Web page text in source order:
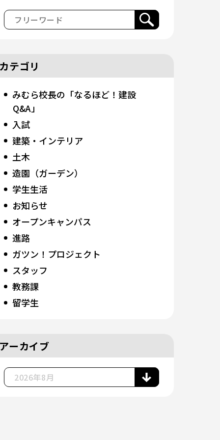
テゴリ
みむら校長の「なるほど！建設
Q&A」
入試
建築・インテリア
土木
造園（ガーデン）
学生生活
お知らせ
オープンキャンパス
進路
ガツン！プロジェクト
スタッフ
教務課
留学生
ーカイブ